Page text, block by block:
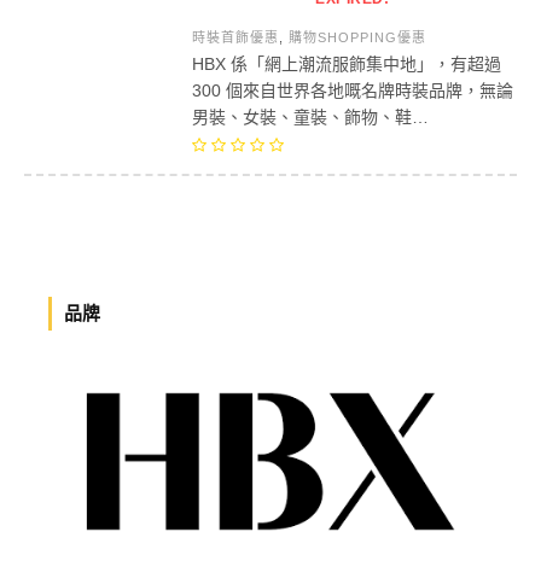
時裝首飾優惠 購物SHOPPING優惠
HBX 係「網上潮流服飾集中地」，有超過
300 個來自世界各地嘅名牌時裝品牌，無論
男裝、女裝、童裝、飾物、鞋…
品牌